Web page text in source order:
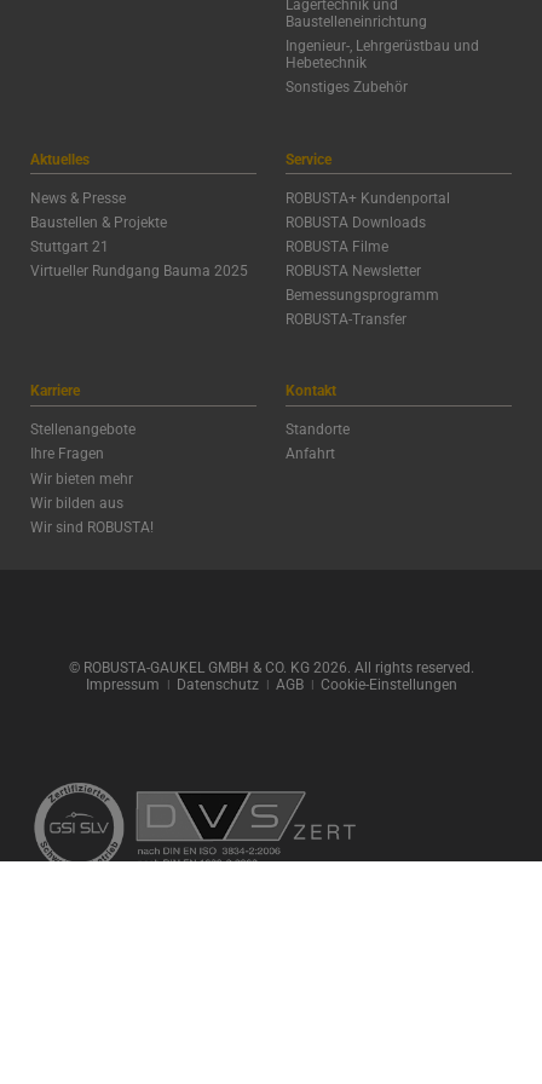
Lagertechnik und
Baustelleneinrichtung
Ingenieur-, Lehrgerüstbau und
Hebetechnik
Sonstiges Zubehör
Aktuelles
News & Presse
Baustellen & Projekte
Stuttgart 21
Virtueller Rundgang Bauma 2025
Service
ROBUSTA+ Kundenportal
ROBUSTA Downloads
ROBUSTA Filme
ROBUSTA Newsletter
Bemessungsprogramm
ROBUSTA-Transfer
Karriere
Stellenangebote
Ihre Fragen
Wir bieten mehr
Wir bilden aus
Wir sind ROBUSTA!
Kontakt
Standorte
Anfahrt
© ROBUSTA-GAUKEL GMBH & CO. KG 2026. All rights reserved.
Impressum ǀ Datenschutzǀ AGBǀ Cookie-Einstellungen